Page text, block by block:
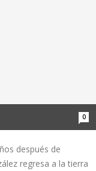
0
después de
regresa a la tierra